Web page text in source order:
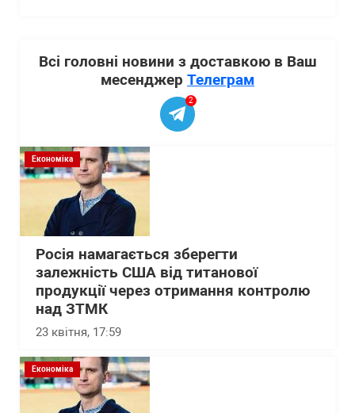
Всі головні новини з доставкою в Ваш
месенджер Телеграм
2
Економіка
Росія намагається зберегти
залежність США від титанової
продукції через отримання контролю
над ЗТМК
23 квітня, 17:59
Економіка